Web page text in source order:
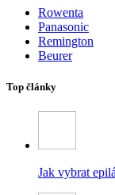
Rowenta
Panasonic
Remington
Beurer
Top články
Jak vybrat